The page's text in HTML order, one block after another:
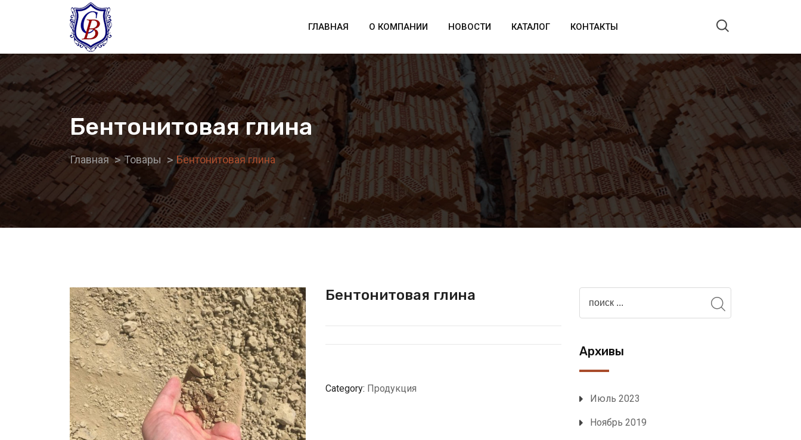
ГЛАВНАЯ О КОМПАНИИ НОВОСТИ КАТАЛОГ КОНТАКТЫ
Бентонитовая глина
Главная Товары Бентонитовая глина
Бентонитовая глина
Category: Продукция
Архивы
Июль 2023
Ноябрь 2019